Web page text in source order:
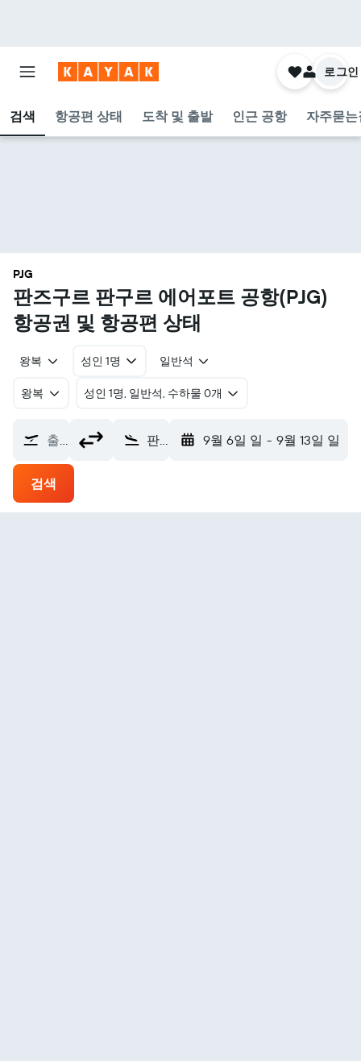
검색 항공편 상태 도착 및 출발 인근 공항 자주묻
로그인
PJG
판즈구르 판구르 에어포트 공항(PJG)
항공권 및 항공편 상태
왕복 성인 1명 일반석
왕복 ​성인 1명, 일반석, 수하물 0개
출발지 판즈구르 판구르 에어포트 (PJG) 9월 6일 일 - 9월 13일 일
검색